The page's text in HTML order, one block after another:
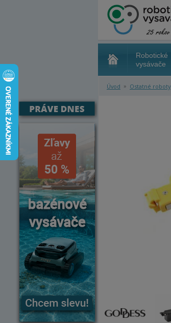
Robotické
vysávače
Úvod » Ostatné roboty